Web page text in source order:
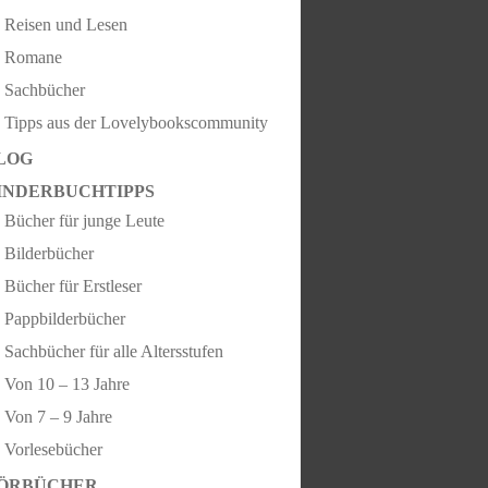
Reisen und Lesen
Romane
Sachbücher
Tipps aus der Lovelybookscommunity
Bücher für junge Leute
Bilderbücher
Bücher für Erstleser
Pappbilderbücher
Sachbücher für alle Altersstufen
Von 10 – 13 Jahre
Von 7 – 9 Jahre
Vorlesebücher